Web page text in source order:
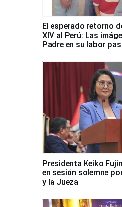
El esperado retorno
XIV al Perú: Las
Padre en su labor
Presidenta Keiko
en sesión solemne
y la Jueza